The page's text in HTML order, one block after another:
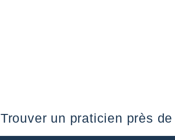
Trouver un praticien près